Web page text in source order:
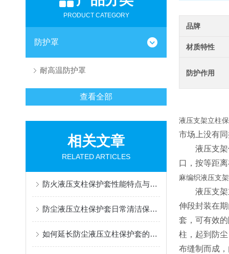
PRODUCT CATEGORY
防护罩
耐高温防护罩
查看全部
相关文章
RELATED ARTICLES
防火液压支柱保护套性能特点与阻燃防护应用
防尘液压立柱保护套日常清洁保养与更换规范
如何延长防尘液压立柱保护套的使用寿命？
品牌
材质特性
防护作用
液压支架立柱
市场上没有
液压支架保
口，按等距
麻编织液压支
液压支架立
伸段封装在
套，可有效
柱，起到防
布缝制而成